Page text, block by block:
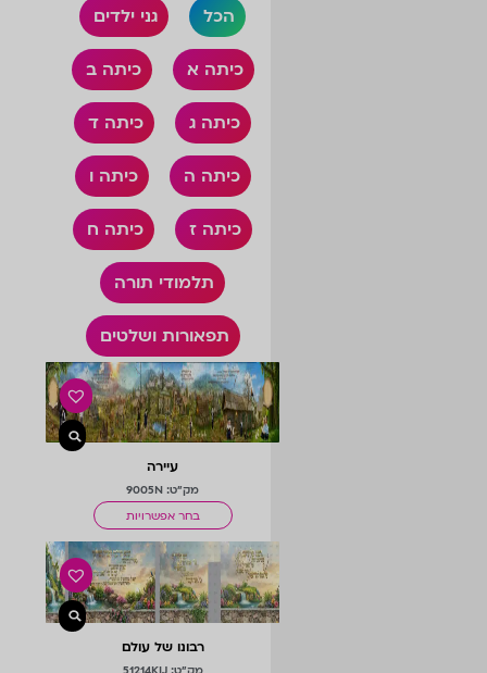
הכל גני ילדים
כיתה א כיתה ב
כיתה ג כיתה ד
כיתה ה כיתה ו
כיתה ז כיתה ח
תלמודי תורה
תפאורות ושלטים
עיירה
מק"ט: 9005N
בחר אפשרויות
רבונו של עולם